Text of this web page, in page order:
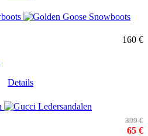
160 €
Details
399 €
65 €